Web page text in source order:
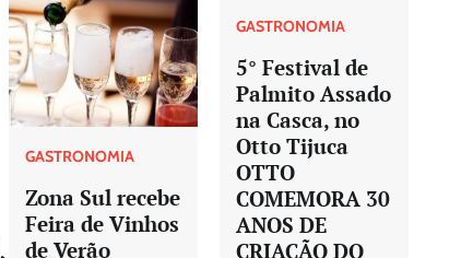
GASTRONOMIA
Zona Sul recebe
Feira de Vinhos
de Verão
GASTRONOMIA
5° Festival de
Palmito Assado
na Casca, no
Otto Tijuca
OTTO
COMEMORA 30
ANOS DE
CRIAÇÃO DO